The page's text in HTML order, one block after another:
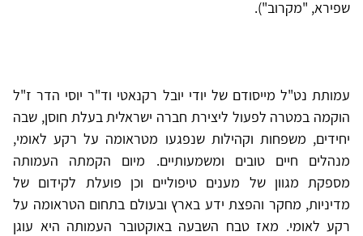
שפירא, "מקרוב").
עמותת נט"ל מייסודם של יודי יובל רקנאטי וד"ר יוסי הדר ז"ל
הוקמה במטרה לפעול ליצירת חברה ישראלית בעלת חוסן, שבה
יחידים, משפחות וקהילות שנפגעו מטראומה על רקע לאומי,
מנהלים חיים טובים ומשמעותיים. מיום הקמתה העמותה
מספקת מגוון של מענים טיפוליים וכן פועלת לקידום של
מדיניות, מחקר והפצת ידע בארץ ובעולם בתחום הטראומה על
רקע לאומי. מאז טבח השבעה באוקטובר העמותה היא עוגן